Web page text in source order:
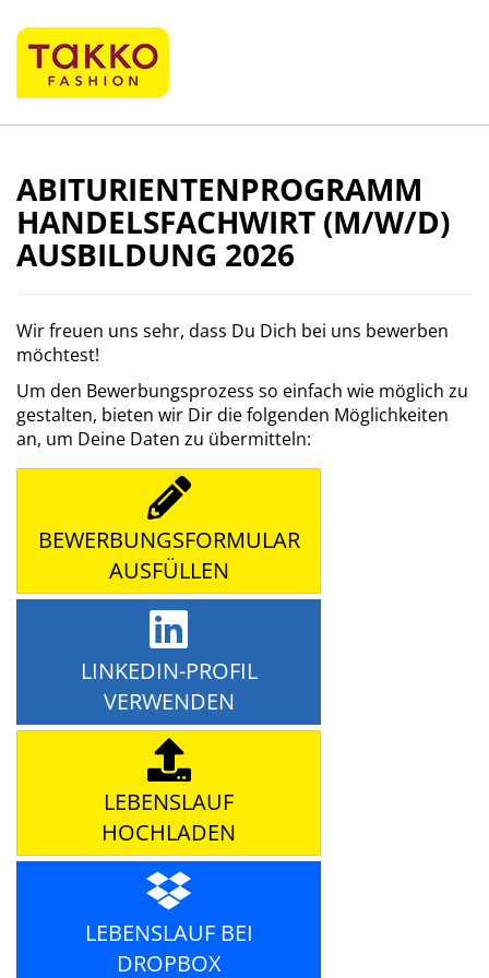
ABITURIENTENPROGRAMM
HANDELSFACHWIRT (M/W/D)
AUSBILDUNG 2026
Wir freuen uns sehr, dass Du Dich bei uns bewerben
möchtest!
Um den Bewerbungsprozess so einfach wie möglich zu
gestalten, bieten wir Dir die folgenden Möglichkeiten
an, um Deine Daten zu übermitteln:
BEWERBUNGSFORMULAR
AUSFÜLLEN
LINKEDIN-PROFIL
VERWENDEN
LEBENSLAUF
HOCHLADEN
LEBENSLAUF BEI
DROPBOX